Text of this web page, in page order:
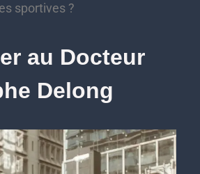
sportives ?
au Docteur
Delong